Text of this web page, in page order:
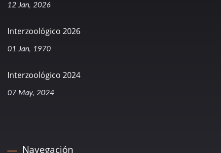
12 Jan, 2026
Interzoológico 2026
01 Jan, 1970
Interzoológico 2024
07 May, 2024
Navegación